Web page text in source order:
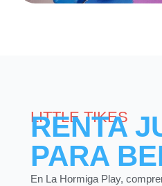
LITTLE TIKES
RENTA
PARA
En La Hormiga Play,